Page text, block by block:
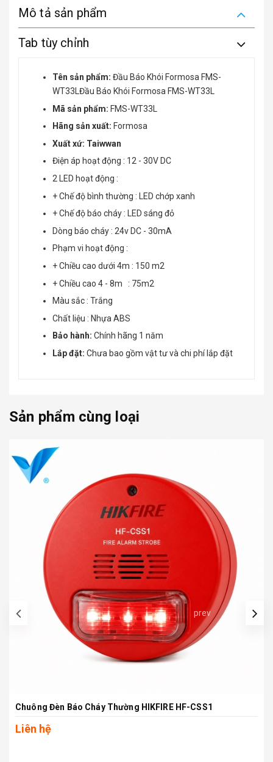
Mô tả sản phẩm
Tab tùy chỉnh
Tên sản phẩm: Đầu Báo Khói Formosa FMS-
WT33LĐầu Báo Khói Formosa FMS-WT33L
Mã sản phẩm: FMS-WT33L
Hãng sản xuất: Formosa
Xuất xứ: Taiwwan
Điện áp hoạt động : 12 - 30V DC
2 LED hoạt động :
+ Chế độ bình thường : LED chớp xanh
+ Chế độ báo cháy : LED sáng đỏ
Dòng báo cháy : 24v DC - 30mA
Phạm vi hoạt động :
+ Chiều cao dưới 4m : 150 m2
+ Chiều cao 4 - 8m : 75m2
Màu sắc : Trắng
Chất liệu : Nhựa ABS
Bảo hành: Chính hãng 1 năm
Lắp đặt: Chưa bao gồm vật tư và chi phí lắp đặt
Sản phẩm cùng loại
Chuông Đèn Báo Cháy Thường HIKFIRE HF-CSS1
Liên hệ
prev